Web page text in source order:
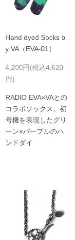
Hand dyed Socks b
y VA（EVA-01）
4,200円(税込4,620
円)
RADIO EVA×VAとの
コラボソックス。初
号機を表現したグリ
ーン×パープルのハ
ンドダイ